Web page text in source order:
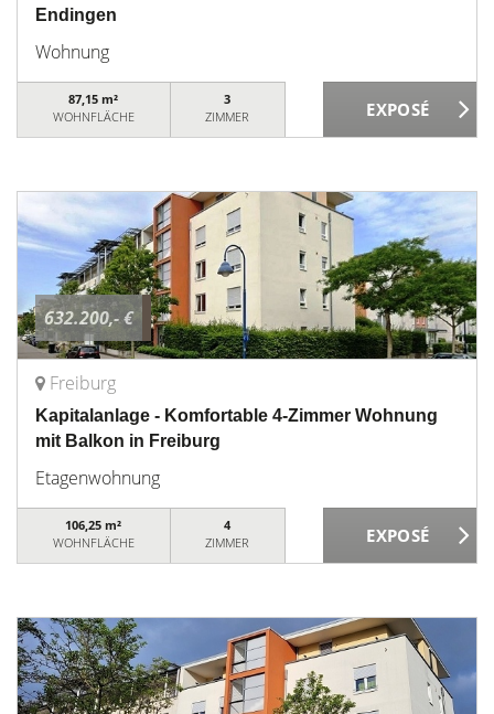
Endingen
Wohnung
87,15 m²
WOHNFLÄCHE
3
ZIMMER
632.200,- €
Freiburg
Kapitalanlage - Komfortable 4-Zimmer Wohnung
mit Balkon in Freiburg
Etagenwohnung
106,25 m²
WOHNFLÄCHE
4
ZIMMER